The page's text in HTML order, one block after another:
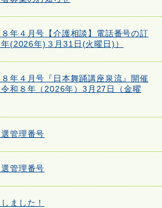
年４月号【介護相談】電話番号の訂
(2026年)３月31日(火曜日)）
年４月号『日本舞踊講座泉流』開催
和８年（2026年）3月27日（金曜
管理番号
管理番号
ました！